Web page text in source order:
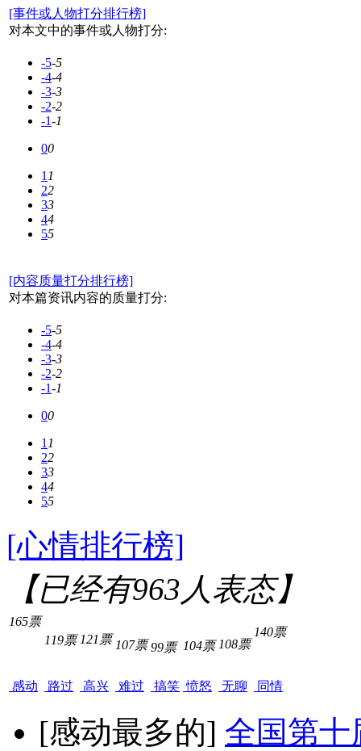
[事件或人物打分排行榜]
对本文中的事件或人物打分:
-5-5
-4-4
-3-3
-2-2
-1-1
00
11
22
33
44
55
[内容质量打分排行榜]
对本篇资讯内容的质量打分:
-5-5
-4-4
-3-3
-2-2
-1-1
00
11
22
33
44
55
[心情排行榜]
【已经有963人表态】
165票
感动
119票
路过
121票
高兴
107票
难过
99票
搞笑
104票
愤怒
108票
无聊
140票
同情
[感动最多的] 全国第十